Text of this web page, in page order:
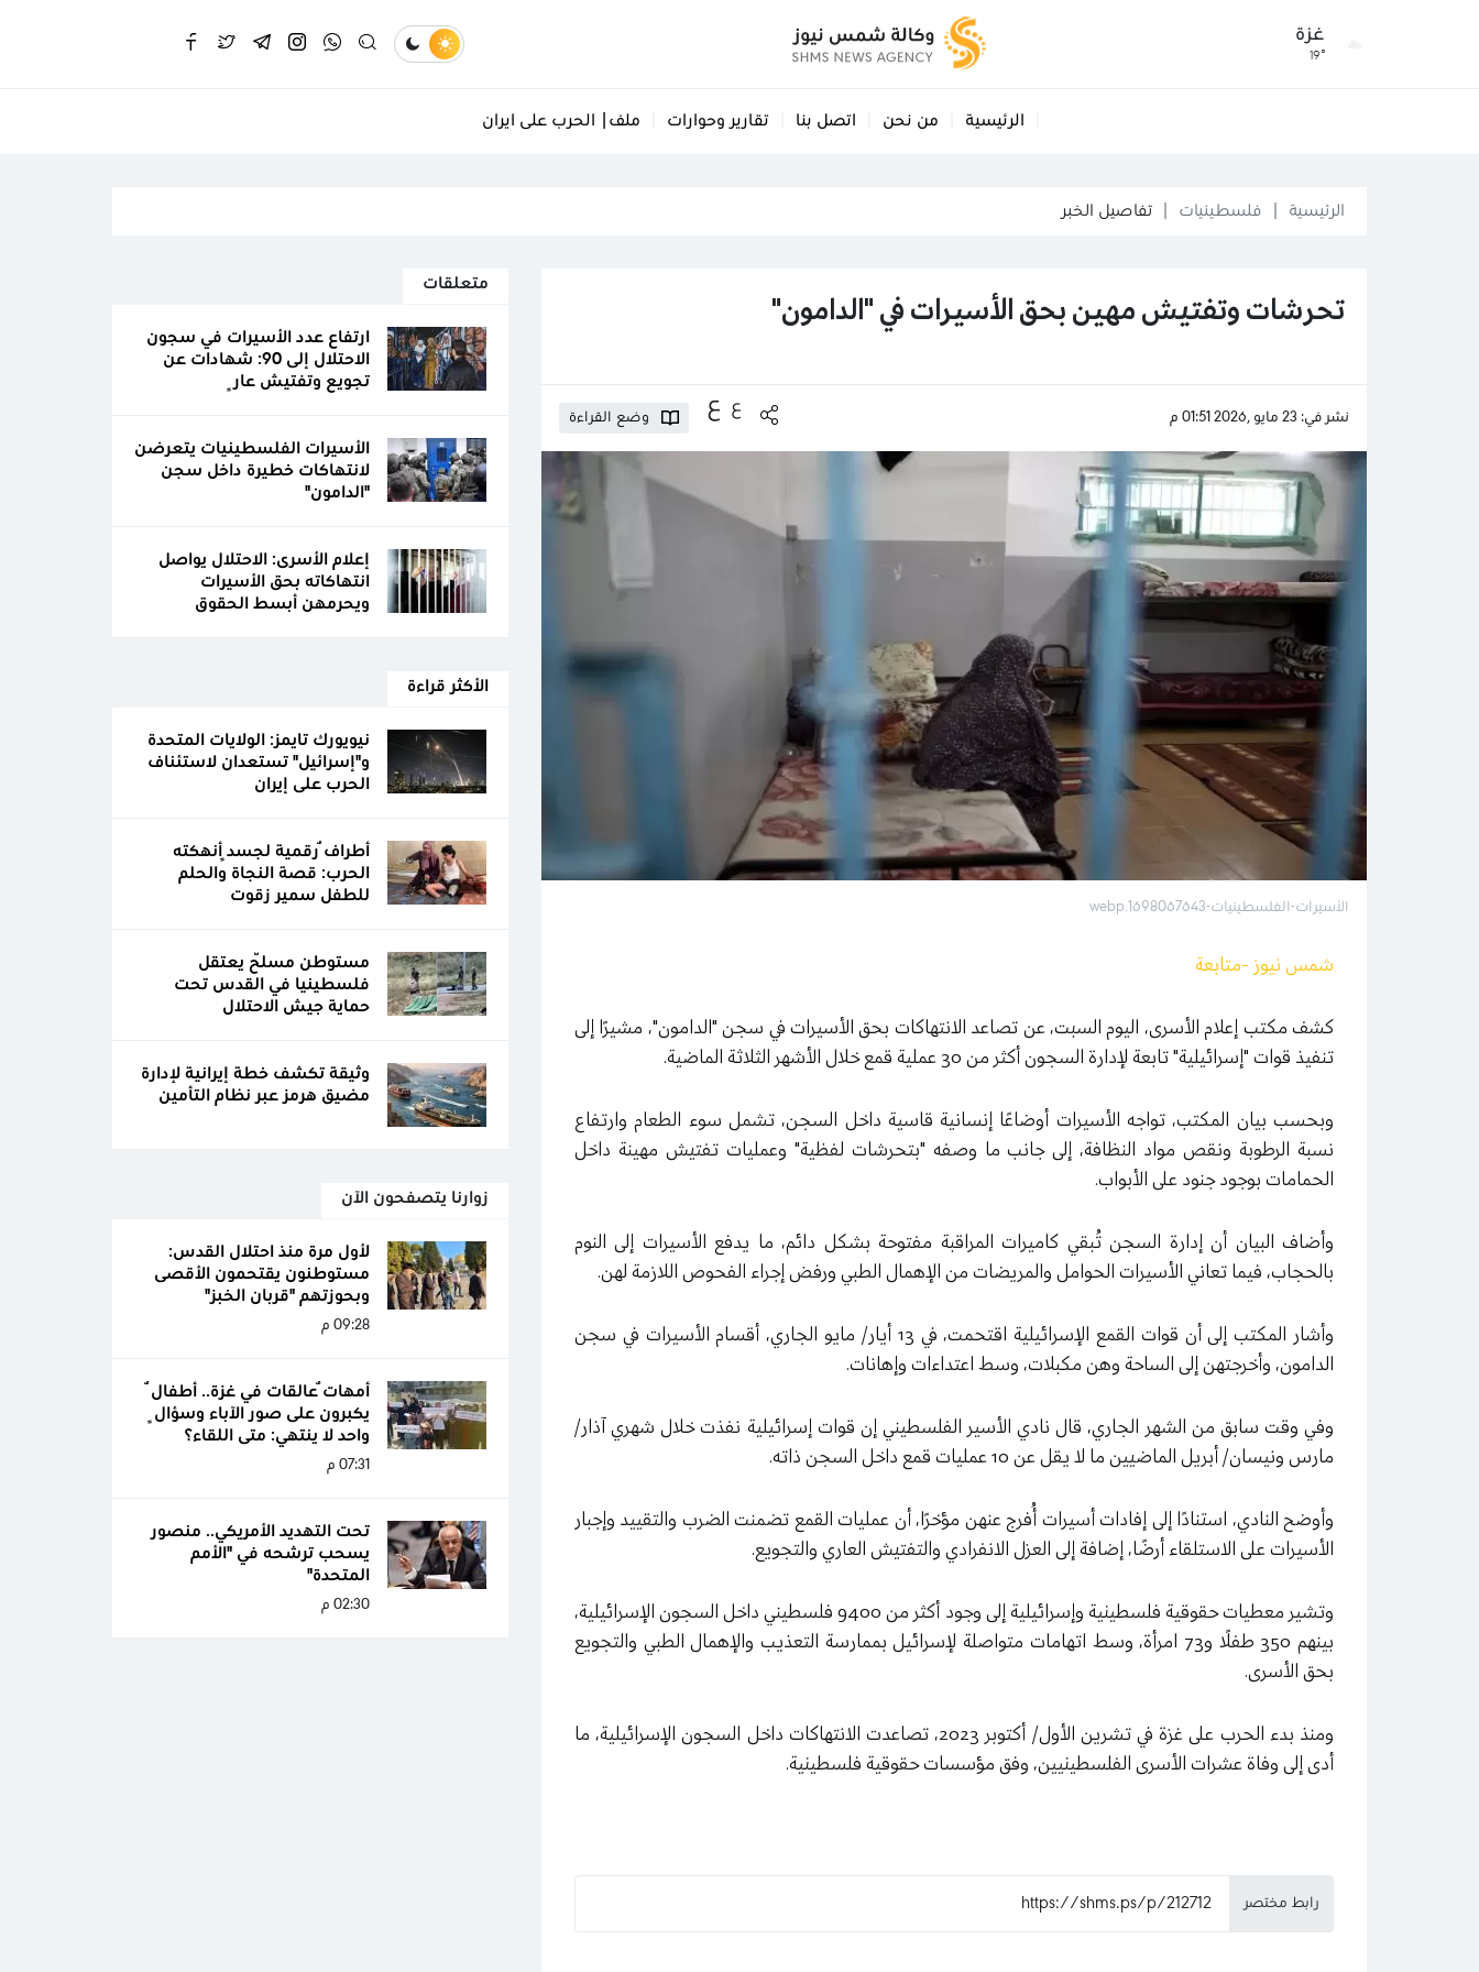
غزة
19°
الرئيسية من نحن اتصل بنا تقارير وحوارات ملف| الحرب على ايران
الرئيسية فلسطينيات تفاصيل الخبر
تحرشات وتفتيش مهين بحق الأسيرات في "الدامون"
نشر في: 23 مايو ,2026 01:51 م
ع ع
وضع القراءة
الأسيرات-الفلسطينيات-1698067643.webp
شمس نيوز -متابعة
كشف مكتب إعلام الأسرى، اليوم السبت، عن تصاعد الانتهاكات بحق الأسيرات في سجن "الدامون"، مشيرًا إلى
تنفيذ قوات "إسرائيلية" تابعة لإدارة السجون أكثر من 30 عملية قمع خلال الأشهر الثلاثة الماضية.
وبحسب بيان المكتب، تواجه الأسيرات أوضاعًا إنسانية قاسية داخل السجن، تشمل سوء الطعام وارتفاع
نسبة الرطوبة ونقص مواد النظافة، إلى جانب ما وصفه "بتحرشات لفظية" وعمليات تفتيش مهينة داخل
الحمامات بوجود جنود على الأبواب.
وأضاف البيان أن إدارة السجن تُبقي كاميرات المراقبة مفتوحة بشكل دائم، ما يدفع الأسيرات إلى النوم
بالحجاب، فيما تعاني الأسيرات الحوامل والمريضات من الإهمال الطبي ورفض إجراء الفحوص اللازمة لهن.
وأشار المكتب إلى أن قوات القمع الإسرائيلية اقتحمت، في 13 أيار/ مايو الجاري، أقسام الأسيرات في سجن
الدامون، وأخرجتهن إلى الساحة وهن مكبلات، وسط اعتداءات وإهانات.
وفي وقت سابق من الشهر الجاري، قال نادي الأسير الفلسطيني إن قوات إسرائيلية نفذت خلال شهري آذار/
مارس ونيسان/ أبريل الماضيين ما لا يقل عن 10 عمليات قمع داخل السجن ذاته.
وأوضح النادي، استنادًا إلى إفادات أسيرات أُفرج عنهن مؤخرًا، أن عمليات القمع تضمنت الضرب والتقييد وإجبار
الأسيرات على الاستلقاء أرضًا، إضافة إلى العزل الانفرادي والتفتيش العاري والتجويع.
وتشير معطيات حقوقية فلسطينية وإسرائيلية إلى وجود أكثر من 9400 فلسطيني داخل السجون الإسرائيلية،
بينهم 350 طفلًا و73 امرأة، وسط اتهامات متواصلة لإسرائيل بممارسة التعذيب والإهمال الطبي والتجويع
بحق الأسرى.
ومنذ بدء الحرب على غزة في تشرين الأول/ أكتوبر 2023، تصاعدت الانتهاكات داخل السجون الإسرائيلية، ما
أدى إلى وفاة عشرات الأسرى الفلسطينيين، وفق مؤسسات حقوقية فلسطينية.
رابط مختصر
متعلقات
ارتفاع عدد الأسيرات في سجون
الاحتلال إلى 90: شهادات عن
تجويع وتفتيش عارٍ
الأسيرات الفلسطينيات يتعرضن
لانتهاكات خطيرة داخل سجن
"الدامون"
إعلام الأسرى: الاحتلال يواصل
انتهاكاته بحق الأسيرات
ويحرمهن أبسط الحقوق
الأكثر قراءة
نيويورك تايمز: الولايات المتحدة
و"إسرائيل" تستعدان لاستئناف
الحرب على إيران
أطرافٌ رقمية لجسدٍ أنهكته
الحرب: قصة النجاة والحلم
للطفل سمير زقوت
مستوطن مسلّح يعتقل
فلسطينيا في القدس تحت
حماية جيش الاحتلال
وثيقة تكشف خطة إيرانية لإدارة
مضيق هرمز عبر نظام التأمين
زوارنا يتصفحون الآن
لأول مرة منذ احتلال القدس:
مستوطنون يقتحمون الأقصى
وبحوزتهم "قربان الخبز"
09:28 م
أمهاتٌ عالقات في غزة.. أطفالٌ
يكبرون على صور الآباء وسؤالٍ
واحد لا ينتهي: متى اللقاء؟
07:31 م
تحت التهديد الأمريكي.. منصور
يسحب ترشحه في "الأمم
المتحدة"
02:30 م